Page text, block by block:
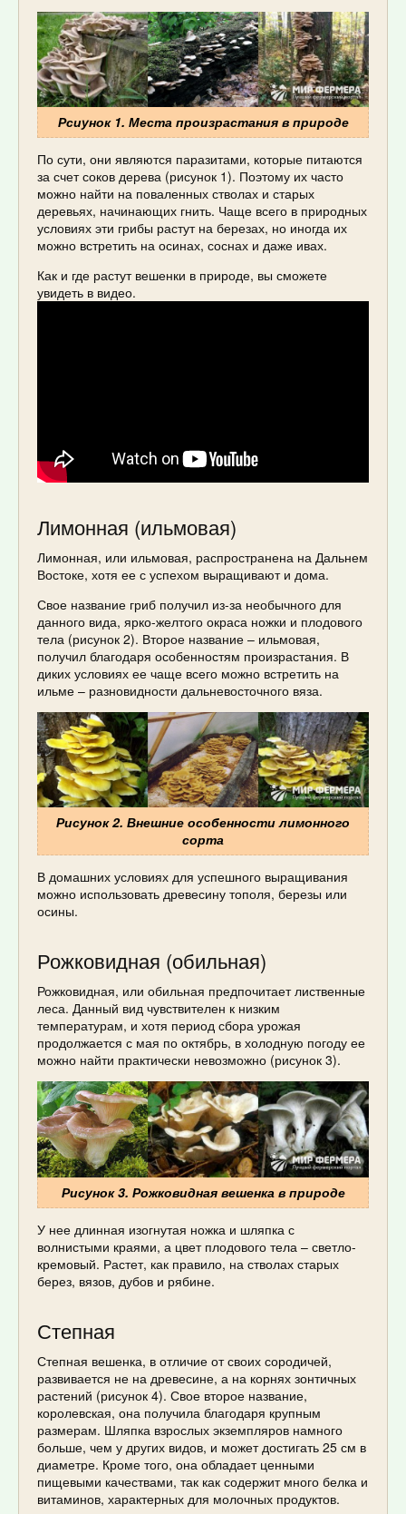
Рсиунок 1. Места произрастания в природе
По сути, они являются паразитами, которые питаются
за счет соков дерева (рисунок 1). Поэтому их часто
можно найти на поваленных стволах и старых
деревьях, начинающих гнить. Чаще всего в природных
условиях эти грибы растут на березах, но иногда их
можно встретить на осинах, соснах и даже ивах.
Как и где растут вешенки в природе, вы сможете
увидеть в видео.
Лимонная (ильмовая)
Лимонная, или ильмовая, распространена на Дальнем
Востоке, хотя ее с успехом выращивают и дома.
Свое название гриб получил из-за необычного для
данного вида, ярко-желтого окраса ножки и плодового
тела (рисунок 2). Второе название – ильмовая,
получил благодаря особенностям произрастания. В
диких условиях ее чаще всего можно встретить на
ильме – разновидности дальневосточного вяза.
Рисунок 2. Внешние особенности лимонного
сорта
В домашних условиях для успешного выращивания
можно использовать древесину тополя, березы или
осины.
Рожковидная (обильная)
Рожковидная, или обильная предпочитает лиственные
леса. Данный вид чувствителен к низким
температурам, и хотя период сбора урожая
продолжается с мая по октябрь, в холодную погоду ее
можно найти практически невозможно (рисунок 3).
Рисунок 3. Рожковидная вешенка в природе
У нее длинная изогнутая ножка и шляпка с
волнистыми краями, а цвет плодового тела – светло-
кремовый. Растет, как правило, на стволах старых
берез, вязов, дубов и рябине.
Степная
Степная вешенка, в отличие от своих сородичей,
развивается не на древесине, а на корнях зонтичных
растений (рисунок 4). Свое второе название,
королевская, она получила благодаря крупным
размерам. Шляпка взрослых экземпляров намного
больше, чем у других видов, и может достигать 25 см в
диаметре. Кроме того, она обладает ценными
пищевыми качествами, так как содержит много белка и
витаминов, характерных для молочных продуктов.